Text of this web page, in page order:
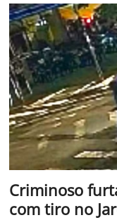
Criminoso
com tiro no